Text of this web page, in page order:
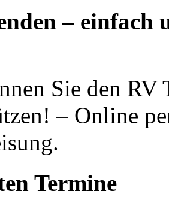
– einfach
Sie den RV
– Online
Termine